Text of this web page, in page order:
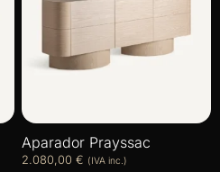
Aparador Prayssac
2.080,00 € (IVA inc.)